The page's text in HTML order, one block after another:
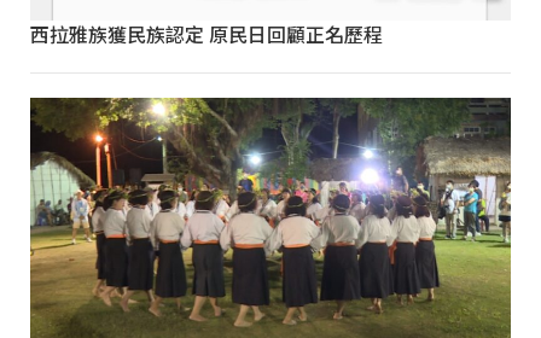
西拉雅族獲民族認定 原民日回顧正名歷程